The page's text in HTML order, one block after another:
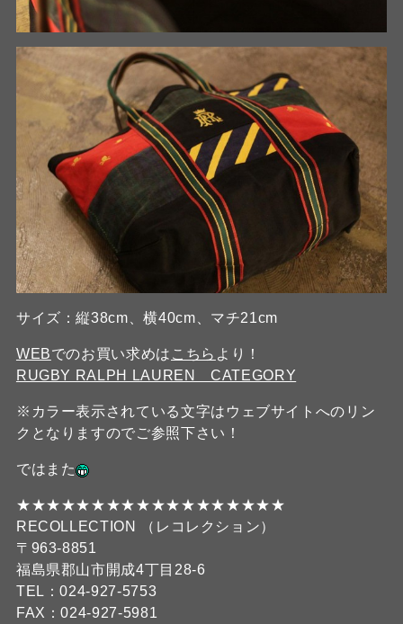
サイズ：縦38cm、横40cm、マチ21cm
WEBでのお買い求めは こちら より！
RUGBY RALPH LAUREN CATEGORY
※カラー表示されている文字はウェブサイトへのリン
クとなりますのでご参照下さい！
ではまた
★★★★★★★★★★★★★★★★★★
RECOLLECTION （レコレクション）
〒963-8851
福島県郡山市開成4丁目28-6
TEL：024-927-5753
FAX：024-927-5981